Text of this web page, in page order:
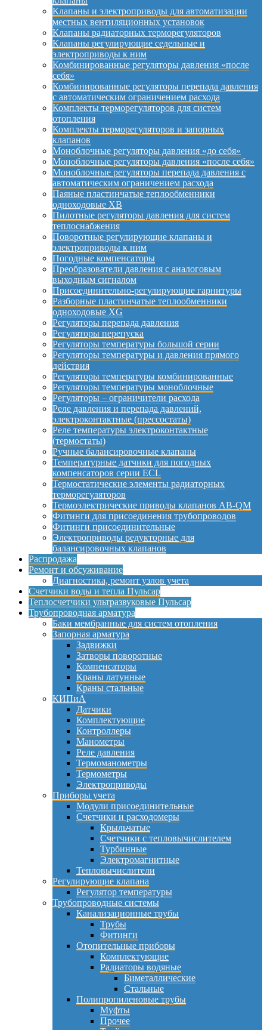
Клапаны и электроприводы для автоматизации
местных вентиляционных установок
Клапаны радиаторных терморегуляторов
Клапаны регулирующие седельные и
электроприводы к ним
Комбинированные регуляторы давления «после
себя»
Комбинированные регуляторы перепада давления
с автоматическим ограничением расхода
Комплекты терморегуляторов для систем
отопления
Комплекты терморегуляторов и запорных
клапанов
Моноблочные регуляторы давления «до себя»
Моноблочные регуляторы давления «после себя»
Моноблочные регуляторы перепада давления с
автоматическим ограничением расхода
Паяные пластинчатые теплообменники
одноходовые XB
Пилотные регуляторы давления для систем
теплоснабжения
Поворотные регулирующие клапаны и
электроприводы к ним
Погодные компенсаторы
Преобразователи давления с аналоговым
выходным сигналом
Присоединительно-регулирующие гарнитуры
Разборные пластинчатые теплообменники
одноходовые XG
Регуляторы перепада давления
Регуляторы перепуска
Регуляторы температуры большой серии
Регуляторы температуры и давления прямого
действия
Регуляторы температуры комбинированные
Регуляторы температуры моноблочные
Регуляторы – ограничители расхода
Реле давления и перепада давлений,
электроконтактные (прессостаты)
Реле температуры электроконтактные
(термостаты)
Ручные балансировочные клапаны
Температурные датчики для погодных
компенсаторов серии ECL
Термостатические элементы радиаторных
терморегуляторов
Термоэлектрические приводы клапанов AB-QM
Фитинги для присоединения трубопроводов
Фитинги присоединительные
Электроприводы редукторные для
балансировочных клапанов
Распродажа
Ремонт и обсуживание
Диагностика, ремонт узлов учета
Счетчики воды и тепла Пульсар
Теплосчетчики ультразвуковые Пульсар
Трубопроводная арматура
Баки мембранные для систем отопления
Запорная арматура
Задвижки
Затворы поворотные
Компенсаторы
Краны латунные
Краны стальные
КИПиА
Датчики
Комплектующие
Контроллеры
Манометры
Реле давления
Термоманометры
Термометры
Электроприводы
Приборы учета
Модули присоединительные
Счетчики и расходомеры
Крыльчатые
Счетчики с тепловычислителем
Турбинные
Электромагнитные
Тепловычислители
Регулирующие клапана
Регулятор температуры
Трубопроводные системы
Канализационные трубы
Трубы
Фитинги
Отопительные приборы
Комплектующие
Радиаторы водяные
Биметаллические
Стальные
Полипропиленовые трубы
Муфты
Прочее